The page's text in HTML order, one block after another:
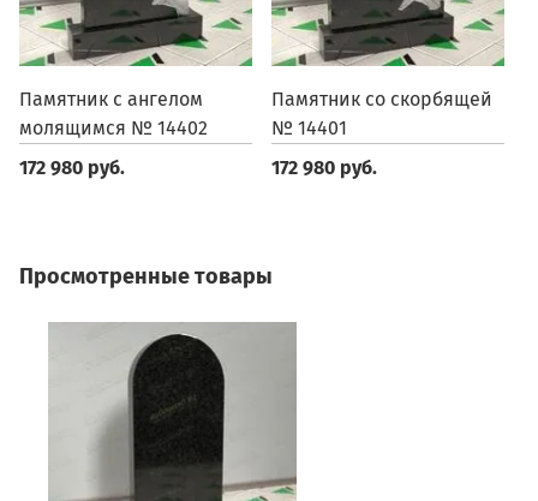
Памятник с ангелом
молящимся № 14402
172 980 руб.
Памятник со скорбящей
№ 14401
172 980 руб.
Просмотренные товары